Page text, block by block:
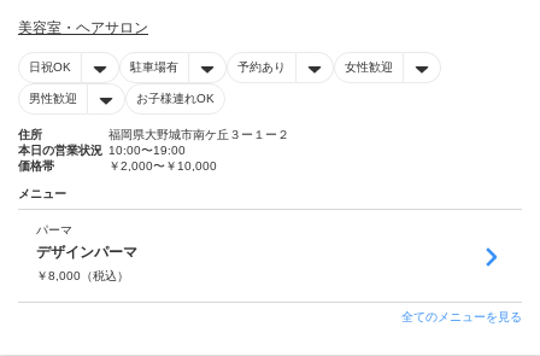
美容室・ヘアサロン
日祝OK 駐車場有 予約あり 女性歓迎
男性歓迎 お子様連れOK
住所
福岡県大野城市南ケ丘３ー１ー２
本日の営業状況 10:00〜19:00
価格帯
￥2,000〜￥10,000
メニュー
パーマ
デザインパーマ
￥8,000 （税込）
全てのメニューを見る